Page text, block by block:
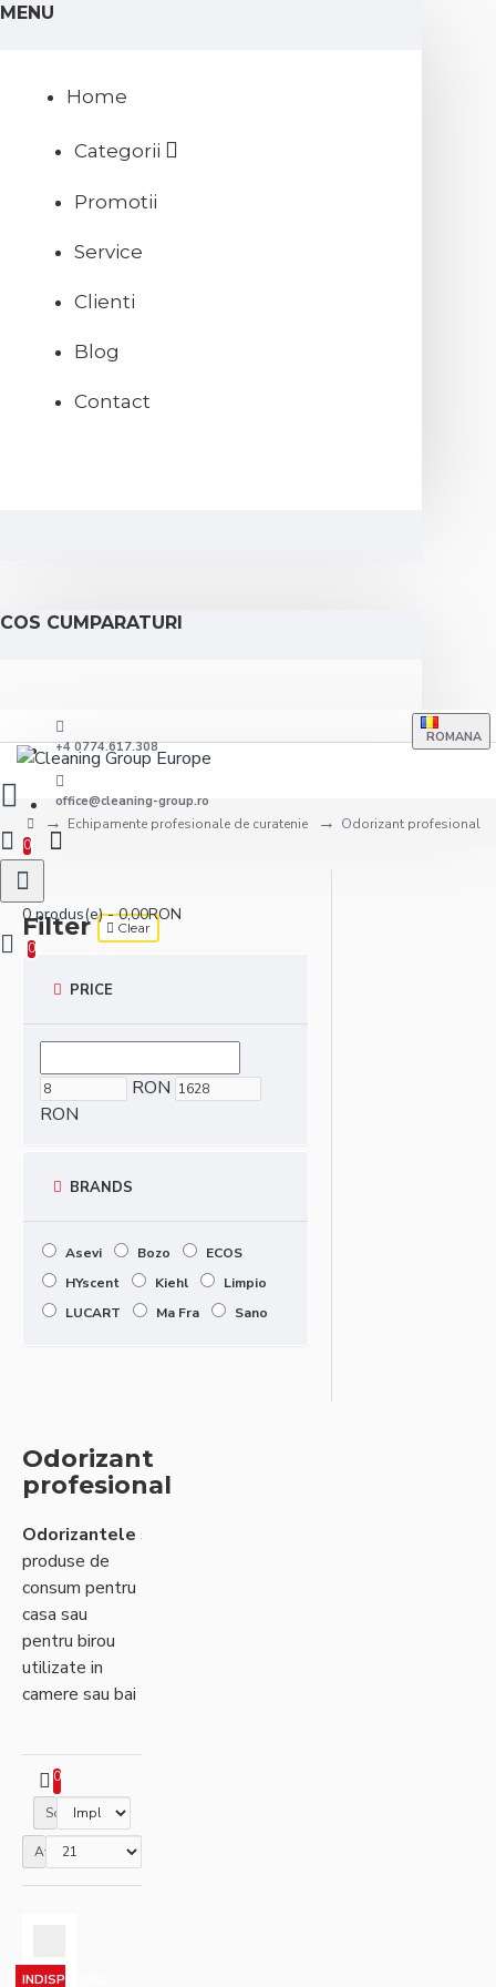
MENU
Home
Categorii
Promotii
Service
Clienti
Blog
Contact
COS CUMPARATURI
+4 0774.617.308
office@cleaning-group.ro
ROMANA
0
0 produs(e) - 0,00RON
0
Echipamente profesionale de curatenie Odorizant profesional
Filter Clear
PRICE
RON
RON
BRANDS
Asevi Bozo
ECOS
HYscent
Kiehl
Limpio
LUCART
Ma Fra Sano
Odorizant
profesional
Odorizantele sunt
produse de
consum pentru
casa sau
pentru birou
utilizate in
camere sau bai
aerului si
aroma placuta
pe care o
emana. Cu
toate ca
cu scopul de a
0
Sortare
Afisare
INDISPONIBIL